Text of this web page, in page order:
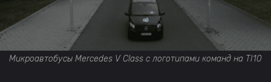
Микроавтобусы Mercedes V Class с логотипами команд на TI10